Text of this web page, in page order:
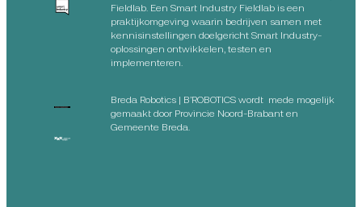
Fieldlab. Een Smart Industry Fieldlab is een
praktijkomgeving waarin bedrijven samen met
kennisinstellingen doelgericht Smart Industry-
oplossingen ontwikkelen, testen en
implementeren.
Breda Robotics | B’ROBOTICS wordt mede mogelijk
gemaakt door Provincie Noord-Brabant en
Gemeente Breda.